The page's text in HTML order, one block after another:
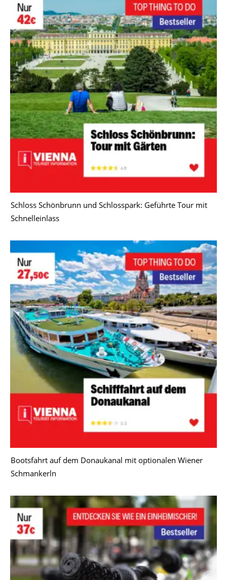
Schloss Schönbrunn und Schlosspark: Geführte Tour mit
Schnelleinlass
Bootsfahrt auf dem Donaukanal mit optionalen Wiener
Schmankerln